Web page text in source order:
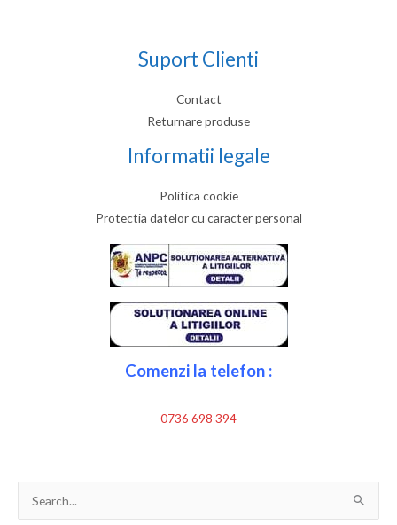
Suport Clienti
Contact
Returnare produse
Informatii legale
Politica cookie
Protectia datelor cu caracter personal
Comenzi la telefon :
0736 698 394
Search